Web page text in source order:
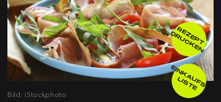
Bild: iStockphoto
R
E
Z
E
P
T
D
R
U
C
K
E
N
E
IN
K
A
U
F
S
-
L
IS
T
E